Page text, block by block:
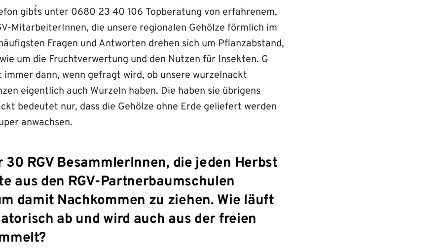
gibt´s unter 0680 23 40 106 Topberatung von erfahrenem,
MitarbeiterInnen, die unsere regionalen Gehölze förmlich im
Fragen und Antworten drehen sich um Pflanzabstand,
um die Fruchtverwertung und den Nutzen für Insekten. G
immer dann, wenn gefragt wird, ob unsere wurzelnackt
eigentlich auch Wurzeln haben. Die haben sie übrigens
bedeutet nur, dass die Gehölze ohne Erde geliefert werden
anwachsen.
30 RGV BesammlerInnen, die jeden Herbst
aus den RGV-Partnerbaumschulen
damit Nachkommen zu ziehen. Wie läuft
ab und wird auch aus der freien